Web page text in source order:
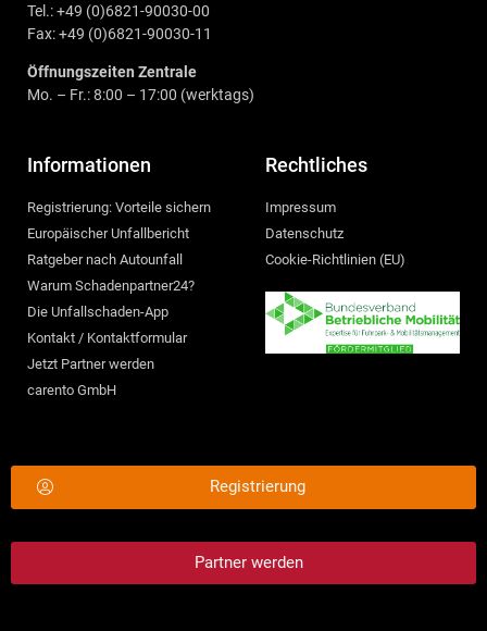
Tel.: +49 (0)6821-90030-00
Fax: +49 (0)6821-90030-11
Öffnungszeiten Zentrale
Mo. – Fr.: 8:00 – 17:00 (werktags)
Informationen
Registrierung: Vorteile sichern
Europäischer Unfallbericht
Ratgeber nach Autounfall
Warum Schadenpartner24?
Die Unfallschaden-App
Kontakt / Kontaktformular
Jetzt Partner werden
carento GmbH
Rechtliches
Impressum
Datenschutz
Cookie-Richtlinien (EU)
Registrierung
Partner werden